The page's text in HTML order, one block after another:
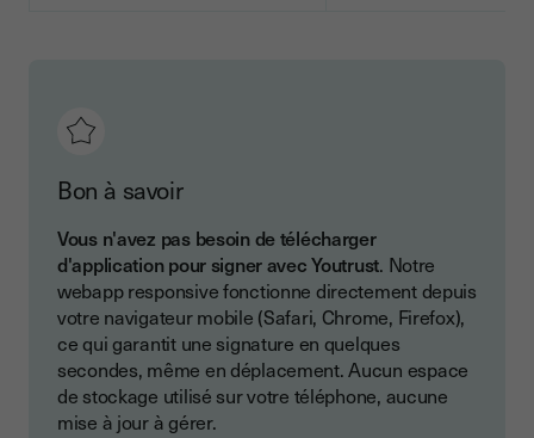
Bon à savoir
Vous n'avez pas besoin de télécharger
d'application pour signer avec Youtrust. Notre
webapp responsive fonctionne directement depuis
votre navigateur mobile (Safari, Chrome, Firefox),
ce qui garantit une signature en quelques
secondes, même en déplacement. Aucun espace
de stockage utilisé sur votre téléphone, aucune
mise à jour à gérer.